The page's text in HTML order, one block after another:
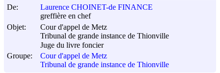
De:
Laurence CHOINET-de FINANCE
greffière en chef
Objet:
Cour d'appel de Metz
Tribunal de grande instance de Thionville
Juge du livre foncier
Groupe:
Cour d'appel de Metz
Tribunal de grande instance de Thionville